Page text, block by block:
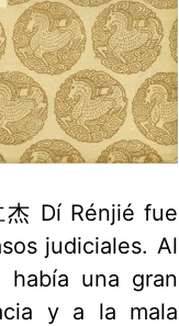
Dí Rénjié fue
judiciales. Al
una gran
y a la mala